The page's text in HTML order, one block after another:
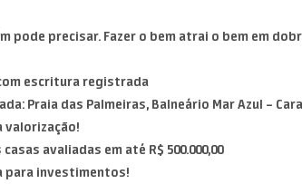
pode precisar. Fazer o bem atrai o bem em
com escritura registrada
Praia das Palmeiras, Balneário Mar Azul –
valorização!
avaliadas em até R$ 500.000,00
para investimentos!